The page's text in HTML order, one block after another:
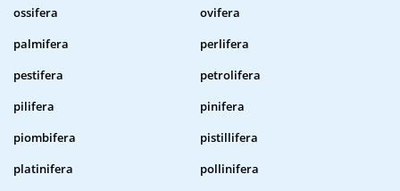
ossifera
ovifera
palmifera
perlifera
pestifera
petrolifera
pilifera
pinifera
piombifera
pistillifera
platinifera
pollinifera